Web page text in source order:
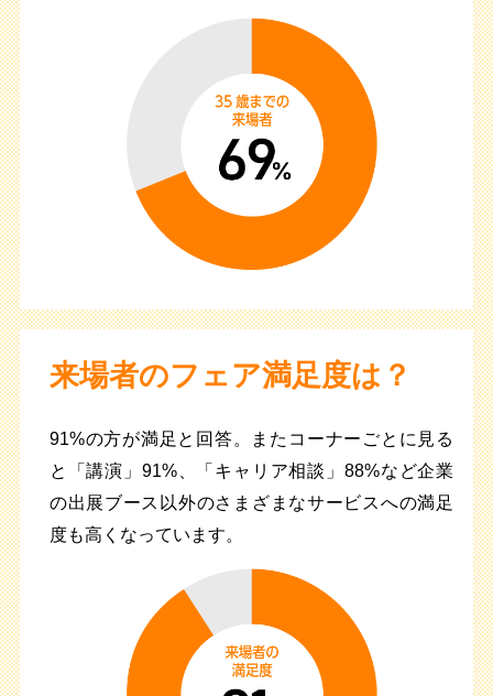
来場者のフェア満足度は？
91%の方が満足と回答。またコーナーごとに見る
と「講演」91%、「キャリア相談」88%など企業
の出展ブース以外のさまざまなサービスへの満足
度も高くなっています。